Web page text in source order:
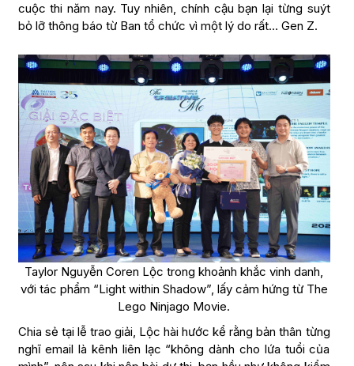
cuộc thi năm nay. Tuy nhiên, chính cậu bạn lại từng suýt
bỏ lỡ thông báo từ Ban tổ chức vì một lý do rất… Gen Z.
Taylor Nguyễn Coren Lộc trong khoảnh khắc vinh danh,
với tác phẩm “Light within Shadow”, lấy cảm hứng từ The
Lego Ninjago Movie.
Chia sẻ tại lễ trao giải, Lộc hài hước kể rằng bản thân từng
nghĩ email là kênh liên lạc “không dành cho lứa tuổi của